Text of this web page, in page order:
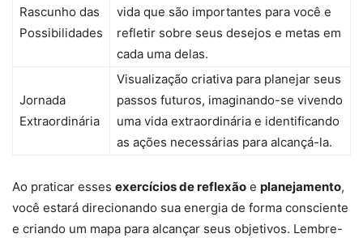
Rascunho das
Possibilidades
vida que são importantes para você e
refletir sobre seus desejos e metas em
cada uma delas.
Jornada
Extraordinária
Visualização criativa para planejar seus
passos futuros, imaginando-se vivendo
uma vida extraordinária e identificando
as ações necessárias para alcançá-la.
Ao praticar esses exercícios de reflexão e planejamento,
você estará direcionando sua energia de forma consciente
e criando um mapa para alcançar seus objetivos. Lembre-